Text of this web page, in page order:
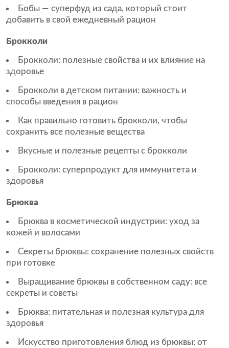
Бобы — суперфуд из сада, который стоит
добавить в свой ежедневный рацион
Брокколи
Брокколи: полезные свойства и их влияние на
здоровье
Брокколи в детском питании: важность и
способы введения в рацион
Как правильно готовить брокколи, чтобы
сохранить все полезные вещества
Вкусные и полезные рецепты с брокколи
Брокколи: суперпродукт для иммунитета и
здоровья
Брюква
Брюква в косметической индустрии: уход за
кожей и волосами
Секреты брюквы: сохранение полезных свойств
при готовке
Выращивание брюквы в собственном саду: все
секреты и советы
Брюква: питательная и полезная культура для
здоровья
Искусство приготовления блюд из брюквы: от